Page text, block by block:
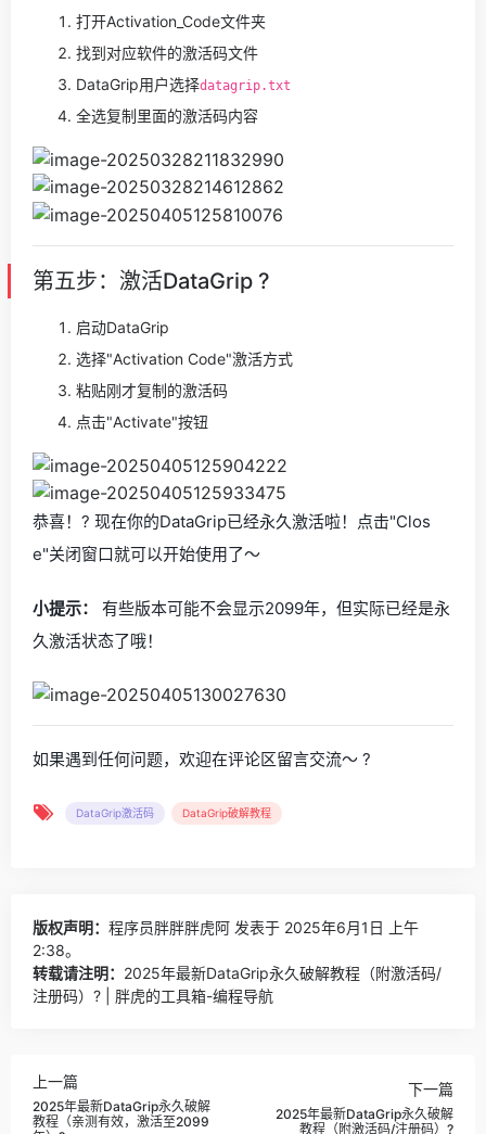
打开Activation_Code文件夹
找到对应软件的激活码文件
DataGrip用户选择datagrip.txt
全选复制里面的激活码内容
第五步：激活DataGrip ?
启动DataGrip
选择"Activation Code"激活方式
粘贴刚才复制的激活码
点击"Activate"按钮
恭喜！? 现在你的DataGrip已经永久激活啦！点击"Clos
e"关闭窗口就可以开始使用了～
小提示：
有些版本可能不会显示2099年，但实际已经是永
久激活状态了哦！
如果遇到任何问题，欢迎在评论区留言交流～ ?
DataGrip激活码 DataGrip破解教程
版权声明： 程序员胖胖胖虎阿 发表于 2025年6月1日 上午
2:38。
转载请注明： 2025年最新DataGrip永久破解教程（附激活码/
注册码）? | 胖虎的工具箱-编程导航
上一篇
2025年最新DataGrip永久破解
教程（亲测有效，激活至2099
下一篇
2025年最新DataGrip永久破解
教程（附激活码/注册码）?